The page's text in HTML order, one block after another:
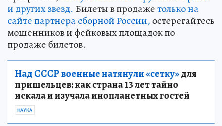
и других звезд. Билеты в продажетолько на
сайте партнера сборной России, остерегайтесь
мошенников и фейковых площадок по
продаже билетов.
Над СССР военные натянули «сетку»для
пришельцев: как страна 13 лет тайно
искала и изучала инопланетных гостей
НАУКА